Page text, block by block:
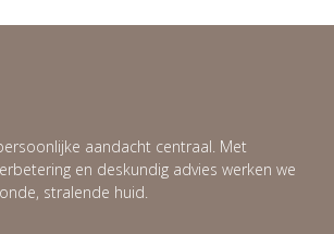
aandacht centraal. Met
en deskundig advies werken we
stralende huid.